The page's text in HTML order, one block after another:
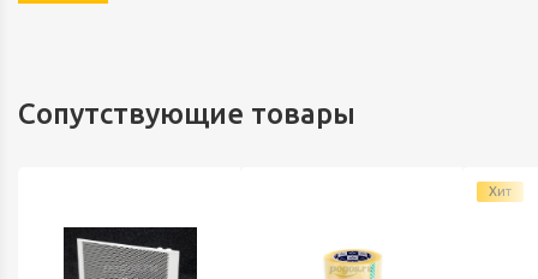
Сопутствующие товары
Хит